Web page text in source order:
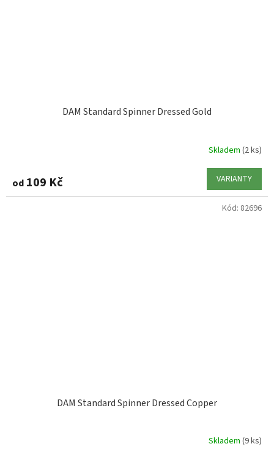
DAM Standard Spinner Dressed Gold
Skladem (2 ks)
od 109 Kč VARIANTY
DAM Standard Spinner Dressed Copper
Skladem (9 ks)
Kód: 82696